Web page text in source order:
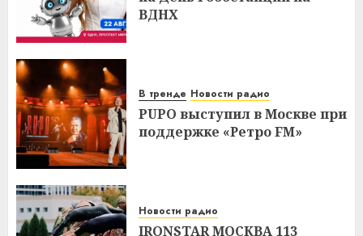
ВДНХ
В тренде Новости радио
PUPO выступил в Москве при
поддержке «Ретро FM»
Новости радио
IRONSTAR МОСКВА 113